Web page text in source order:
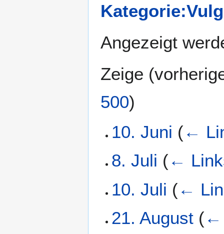
Angezeigt
Zeige (
500)
10. Juni (←
8. Juli (←
10. Juli (←
21. August (←